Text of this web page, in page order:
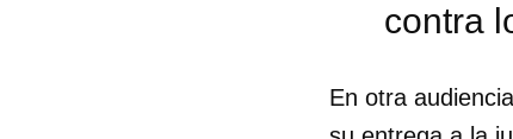
contra
En otra